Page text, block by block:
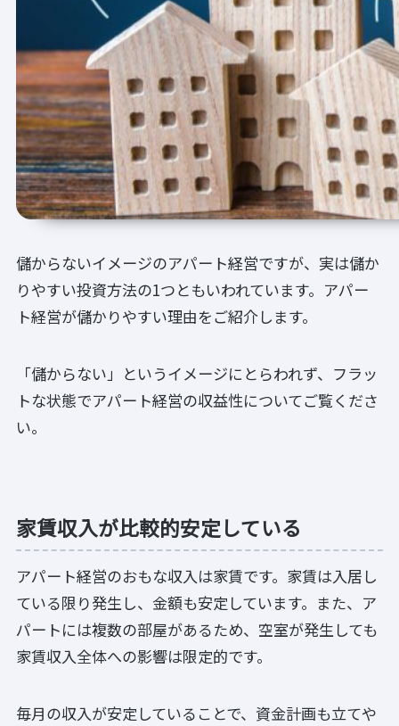
儲からないイメージのアパート経営ですが、実は儲か
りやすい投資方法の1つともいわれています。アパー
ト経営が儲かりやすい理由をご紹介します。
「儲からない」というイメージにとらわれず、フラッ
トな状態でアパート経営の収益性についてご覧くださ
い。
家賃収入が比較的安定している
アパート経営のおもな収入は家賃です。家賃は入居し
ている限り発生し、金額も安定しています。また、ア
パートには複数の部屋があるため、空室が発生しても
家賃収入全体への影響は限定的です。
毎月の収入が安定していることで、資金計画も立てや